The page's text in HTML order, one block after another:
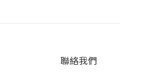
聯絡我們